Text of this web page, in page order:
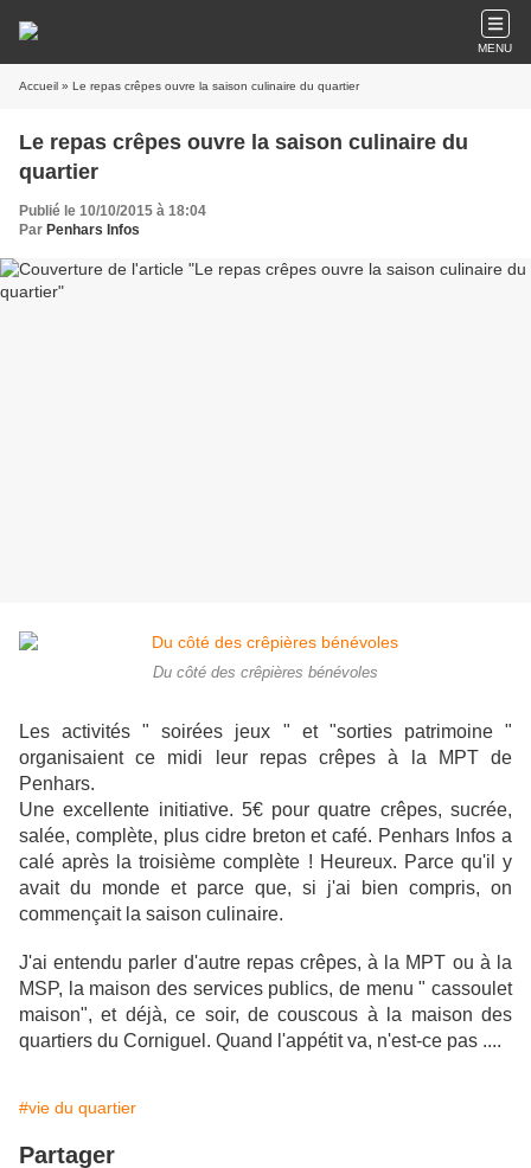
MENU
Accueil » Le repas crêpes ouvre la saison culinaire du quartier
Le repas crêpes ouvre la saison culinaire du
quartier
Publié le 10/10/2015 à 18:04
Par Penhars Infos
Du côté des crêpières bénévoles
Les activités " soirées jeux " et "sorties patrimoine "
organisaient ce midi leur repas crêpes à la MPT de
Penhars.
Une excellente initiative. 5€ pour quatre crêpes, sucrée,
salée, complète, plus cidre breton et café. Penhars Infos a
calé après la troisième complète ! Heureux. Parce qu'il y
avait du monde et parce que, si j'ai bien compris, on
commençait la saison culinaire.
J'ai entendu parler d'autre repas crêpes, à la MPT ou à la
MSP, la maison des services publics, de menu " cassoulet
maison", et déjà, ce soir, de couscous à la maison des
quartiers du Corniguel. Quand l'appétit va, n'est-ce pas ....
#vie du quartier
Partager